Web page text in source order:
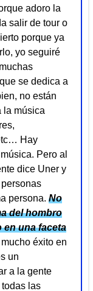
adoro la
salir de tour o
porque ya
yo seguiré
se dedica a
no están
la música
Hay
Pero al
dice Uner y
persona. No
del hombro
en una faceta
éxito en
un
a la gente
las